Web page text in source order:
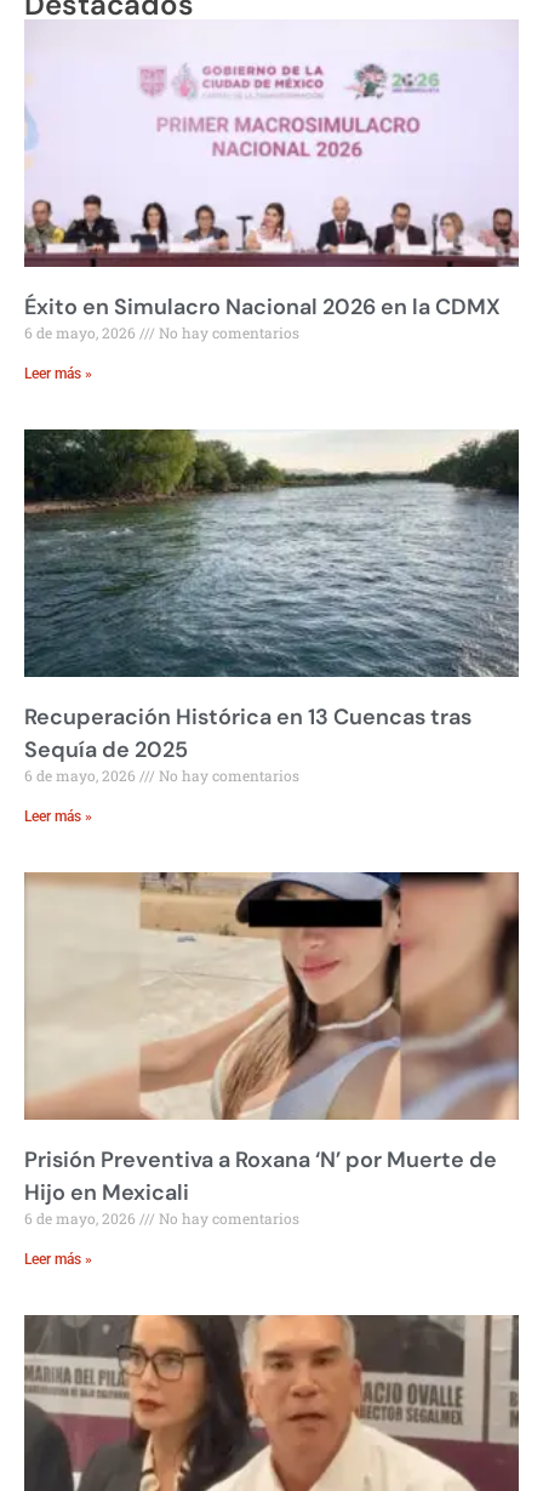
Éxito en Simulacro Nacional 2026 en la CDMX
6 de mayo, 2026 No hay comentarios
Leer más »
Recuperación Histórica en 13 Cuencas tras
Sequía de 2025
6 de mayo, 2026 No hay comentarios
Leer más »
Prisión Preventiva a Roxana ‘N’ por Muerte de
Hijo en Mexicali
6 de mayo, 2026 No hay comentarios
Leer más »